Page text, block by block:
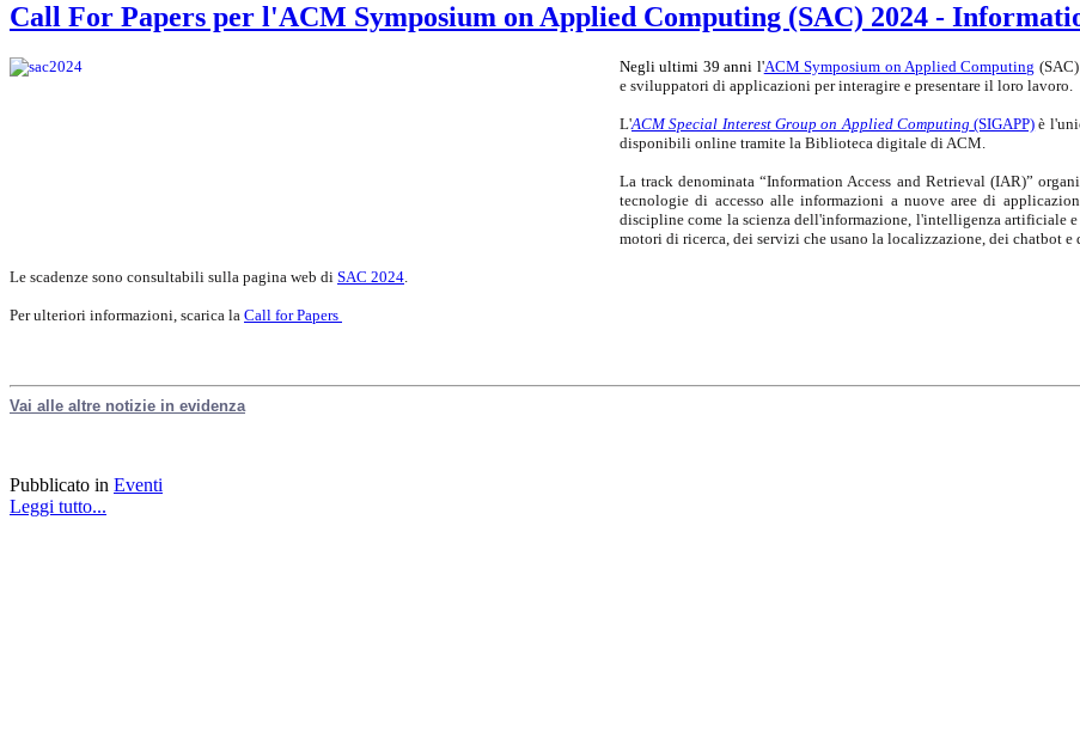
Call For Papers per l'ACM Symposium on Applied Computing (SAC) 2024 -
Negli ultimi 39 anni l'ACM Symposium on Applied Computing
e sviluppatori di applicazioni per interagire e presentare il loro lavoro.
L'ACM Special Interest Group on Applied Computing (SIGAPP) è
disponibili online tramite la Biblioteca digitale di ACM.
La track denominata “Information Access and Retrieval (IAR)”
tecnologie di accesso alle informazioni a nuove aree di
discipline come la scienza dell'informazione, l'intelligenza artificiale
motori di ricerca, dei servizi che usano la localizzazione, dei chatbot e
Le scadenze sono consultabili sulla pagina web di SAC 2024.
Per ulteriori informazioni, scarica la Call for Papers
Vai alle altre notizie in evidenza
Pubblicato in Eventi
Leggi tutto...